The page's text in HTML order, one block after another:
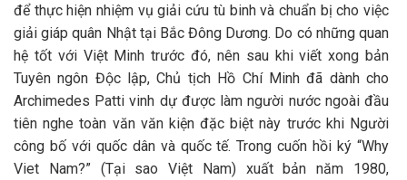
để thực hiện nhiệm vụ giải cứu tù binh và chuẩn bị cho việc
giải giáp quân Nhật tại Bắc Đông Dương. Do có những quan
hệ tốt với Việt Minh trước đó, nên sau khi viết xong bản
Tuyên ngôn Độc lập, Chủ tịch Hồ Chí Minh đã dành cho
Archimedes Patti vinh dự được làm người nước ngoài đầu
tiên nghe toàn văn văn kiện đặc biệt này trước khi Người
công bố với quốc dân và quốc tế. Trong cuốn hồi ký “Why
Viet Nam?” (Tại sao Việt Nam) xuất bản năm 1980,